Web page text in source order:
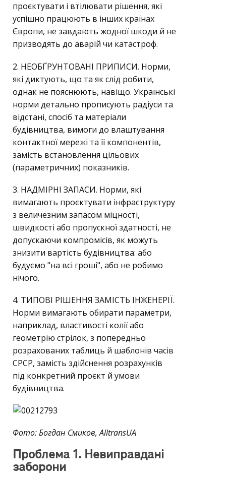
проєктувати і втілювати рішення, які
успішно працюють в інших країнах
Європи, не завдають жодної шкоди й не
призводять до аварій чи катастроф.
2. НЕОБҐРУНТОВАНІ ПРИПИСИ. Норми,
які диктують, що та як слід робити,
однак не пояснюють, навіщо. Українські
норми детально прописують радіуси та
відстані, спосіб та матеріали
будівництва, вимоги до влаштування
контактної мережі та її компонентів,
замість встановлення цільових
(параметричних) показників.
3. НАДМІРНІ ЗАПАСИ. Норми, які
вимагають проєктувати інфраструктуру
з величезним запасом міцності,
швидкості або пропускної здатності, не
допускаючи компромісів, як можуть
знизити вартість будівництва: або
будуємо "на всі гроші", або не робимо
нічого.
4. ТИПОВІ РІШЕННЯ ЗАМІСТЬ ІНЖЕНЕРІЇ.
Норми вимагають обирати параметри,
наприклад, властивості колії або
геометрію стрілок, з попередньо
розрахованих таблиць й шаблонів часів
СРСР, замість здійснення розрахунків
під конкретний проєкт й умови
будівництва.
Фото: Богдан Смиков, AlltransUA
Проблема 1. Невиправдані
заборони